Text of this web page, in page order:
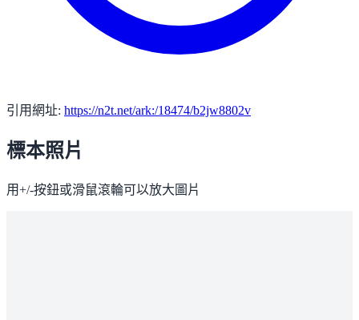
引用網址: https://n2t.net/ark:/18474/b2jw8802v
標本照片
用+/-按鈕或滑鼠滾輪可以放大圖片